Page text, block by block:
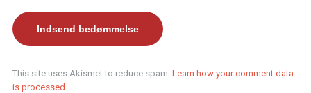
This site uses Akismet to reduce spam. Learn how your comment data
is processed